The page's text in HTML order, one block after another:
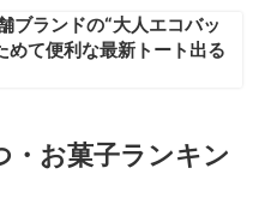
ブランドの“大人エコバッ
めて便利な最新トート出る
・お菓子ランキン